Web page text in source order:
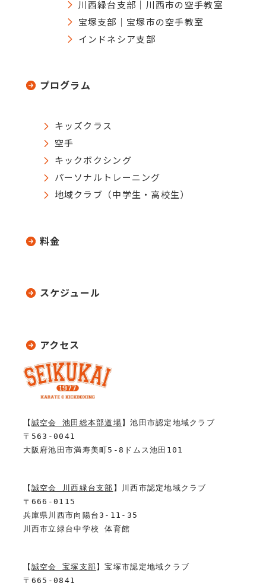
【 誠空会 池田総本部道場 】池田市認定地域クラブ
〒563-0041
大阪府池田市満寿美町5-8ドムス池田101
【 誠空会 川西緑台支部 】川西市認定地域クラブ
〒666-0115
兵庫県川西市向陽台3-11-35
川西市立緑台中学校 体育館
【 誠空会 宝塚支部 】宝塚市認定地域クラブ
〒665-0841
川西緑台支部｜川西市の空手教室
宝塚支部｜宝塚市の空手教室
インドネシア支部
プログラム
キッズクラス
空手
キックボクシング
パーソナルトレーニング
地域クラブ（中学生・高校生）
料金
スケジュール
アクセス